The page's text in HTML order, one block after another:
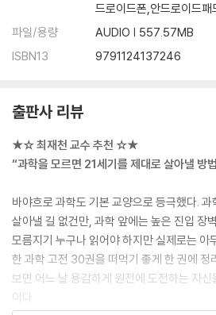
19 리처드 도킨스 《이기적 유전자》 1976
이타적 행동도 유전자의 이기적 본능일까?
4장. 서양 중심주의에 일격을 가한 동양의 과
20 송응성 《천공개물》 1637
“이 책은 입신출세와는 추호의 관계도 없다”
21 홍대용 《의산문답》 1766
22 최한기 《기학》 1857
동서양 학문을 융합한 독자적인 지식 체계의
23 유카와 히데키 《눈에 보이지 않는 것》
원자 내부로의 탐험, 그 새 시대를 연 중간자의
드로이드폰,안드로이드패
파일/용량
AUDIO | 557.57MB
ISBN13
9791124137246
출판사 리뷰
★☆ 최재천 교수 추천 ☆★
“과학을 모르면 21세기를 제대로 살아낼 방
바야흐로 과학도 기본 교양으로 등극했다.
살아낼 길 없건만, 과학 앞에는 높은 진입 장
모름지기 누구나 읽어야 하지만 실제로는 아
한 과학 고전 30권을 떠먹기 좋게 한 권에 정
보면 어느 날 용감하게 원전에 도전하는 자
이다.